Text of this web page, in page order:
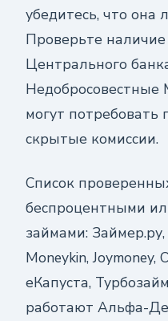
убедитесь, что она
Проверьте
Центрального
могут потребовать
скрытые комиссии.
Список
беспроцентными
займами: Займер.ру,
Moneykin, Joymoney,
еКапуста,
работают Альфа-